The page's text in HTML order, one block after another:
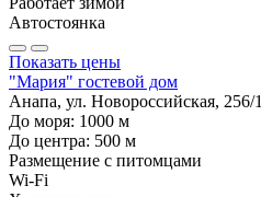
Автостоянка
Показать цены
"Мария" гостевой дом
Анапа, ул. Новороссийская, 256/1
До моря: 1000 м
До центра: 500 м
Размещение с питомцами
Wi-Fi